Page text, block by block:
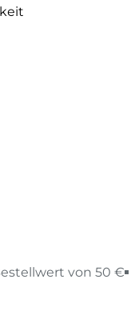
von 50 €